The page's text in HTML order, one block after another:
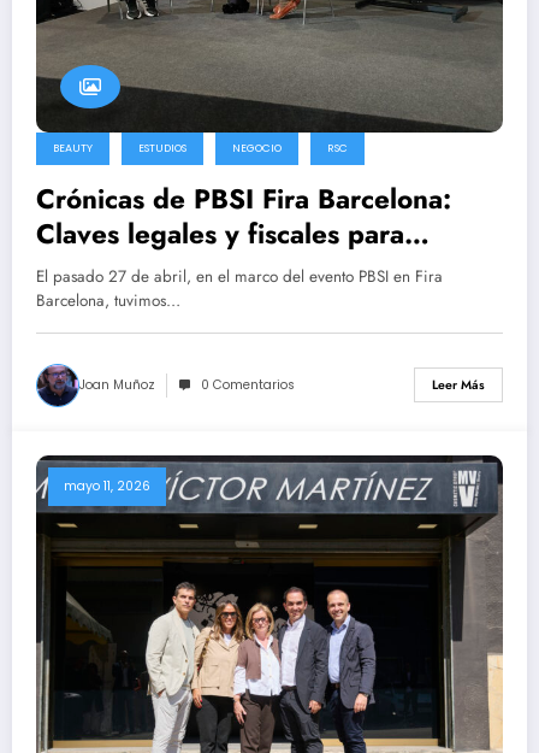
BEAUTY ESTUDIOS NEGOCIO RSC
Crónicas de PBSI Fira Barcelona:
Claves legales y fiscales para
transformar tu salón de belleza en
una empresa de éxito.
El pasado 27 de abril, en el marco del evento PBSI en Fira
Barcelona, tuvimos…
Joan Muñoz 0 Comentarios Leer Más
mayo 11, 2026